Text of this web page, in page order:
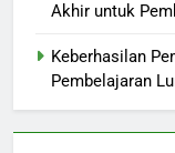
Akhir untuk
Keberhasilan
Pembelajaran